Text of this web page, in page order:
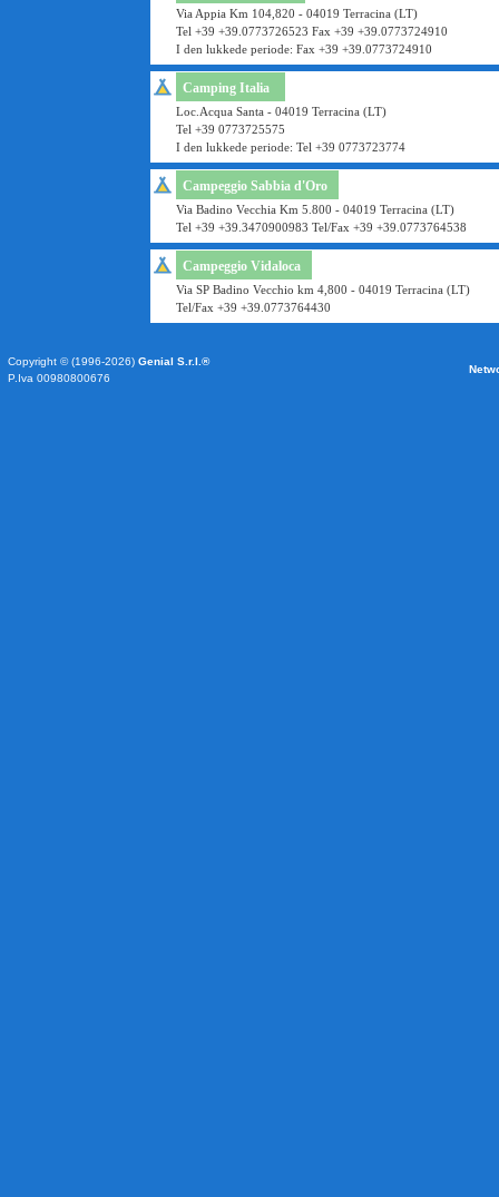
Via Appia Km 104,820 - 04019 Terracina (LT)
Tel +39 +39.0773726523 Fax +39 +39.0773724910
I den lukkede periode: Fax +39 +39.0773724910
Camping Italia
Loc.Acqua Santa - 04019 Terracina (LT)
Tel +39 0773725575
I den lukkede periode: Tel +39 0773723774
Campeggio Sabbia d'Oro
Via Badino Vecchia Km 5.800 - 04019 Terracina (LT)
Tel +39 +39.3470900983 Tel/Fax +39 +39.0773764538
Campeggio Vidaloca
Via SP Badino Vecchio km 4,800 - 04019 Terracina (LT)
Tel/Fax +39 +39.0773764430
Copyright © (1996-2026) Genial S.r.l.®
P.Iva 00980800676